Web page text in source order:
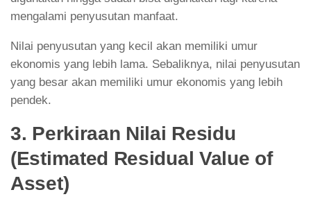
mengalami penyusutan manfaat.
Nilai penyusutan yang kecil akan memiliki umur
ekonomis yang lebih lama. Sebaliknya, nilai penyusutan
yang besar akan memiliki umur ekonomis yang lebih
pendek.
3. Perkiraan Nilai Residu
(Estimated Residual Value of
Asset)